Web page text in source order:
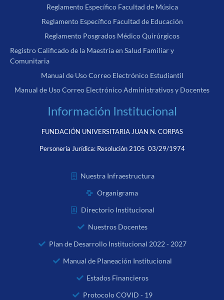
Reglamento Específico Facultad de Música
Reglamento Específico Facultad de Educación
Reglamento Posgrados Médico Quirúrgicos
Registro Calificado de la Maestría en Salud Familiar y
Comunitaria
Manual de Uso Correo Electrónico Estudiantil
Manual de Uso Correo Electrónico Administrativos y Docentes
Información Institucional
FUNDACIÓN UNIVERSITARIA JUAN N. CORPAS
Personería Jurídica: Resolución 2105 03/29/1974
Nuestra Infraestructura
Organigrama
Directorio Institucional
Nuestros Docentes
Plan de Desarrollo Institucional 2022 - 2027
Manual de Planeación Institucional
Estados Financieros
Protocolo COVID - 19